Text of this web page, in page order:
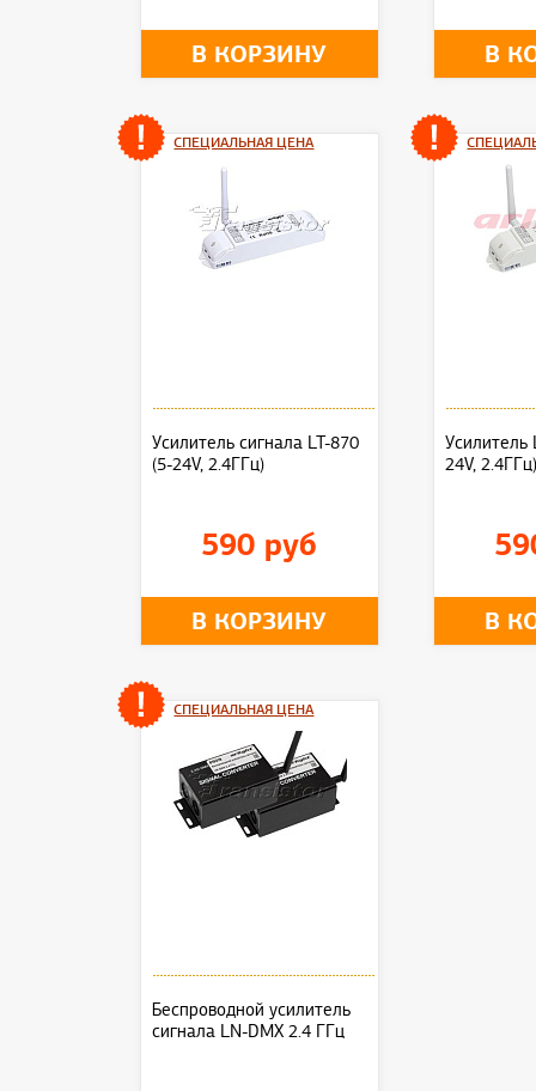
В КОРЗИНУ В
СПЕЦИАЛЬНАЯ ЦЕНА
Усилитель сигнала LT-870
(5-24V, 2.4ГГц)
590 руб
В КОРЗИНУ
Усилитель
24V,
В
СПЕЦИАЛЬНАЯ ЦЕНА
Беспроводной усилитель
сигнала LN-DMX 2.4 ГГц